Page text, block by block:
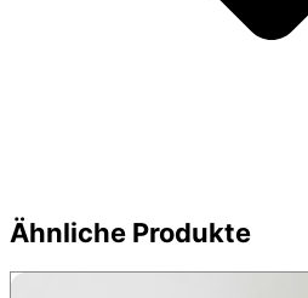
Ähnliche Produkte